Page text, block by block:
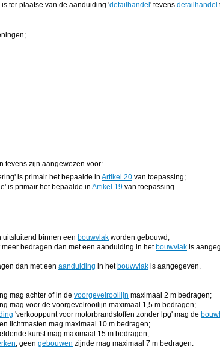
ter plaatse van de aanduiding 'detailhandel ' tevens detailhandel
tevens zijn aangewezen voor:
is primair het bepaalde in Artikel 20 van toepassing;
is primair het bepaalde in Artikel 19 van toepassing.
uitsluitend binnen een bouwvlak worden gebouwd;
meer bedragen dan met een aanduiding in het bouwvlak is
dan met een aanduiding in het bouwvlak is aangegeven.
mag achter of in de voorgevelrooilijn maximaal 2 m bedragen;
mag voor de voorgevelrooilijn maximaal 1,5 m bedragen;
'verkooppunt voor motorbrandstoffen zonder lpg' mag de
lichtmasten mag maximaal 10 m bedragen;
kunst mag maximaal 15 m bedragen;
, geen gebouwen zijnde mag maximaal 7 m bedragen.